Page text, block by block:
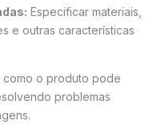
Especificar materiais,
e outras características
como o produto pode
problemas